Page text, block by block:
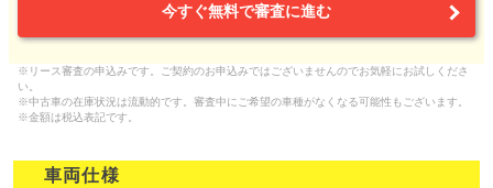
今すぐ無料で審査に進む
※リース審査の申込みです。ご契約のお申込みではございませんのでお気軽にお試しくださ
い。
※中古車の在庫状況は流動的です。審査中にご希望の車種がなくなる可能性もございます。
※金額は税込表記です。
車両仕様